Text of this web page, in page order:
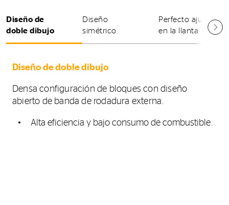
Diseño de
doble dibujo
Diseño
simétrico
Perfecto ajuste
en la llanta
Diseño de doble dibujo
Densa configuración de bloques con diseño
abierto de banda de rodadura externa.
Alta eficiencia y bajo consumo de combustible.